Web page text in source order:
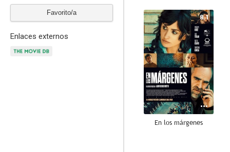
Favorito/a
Enlaces externos
8.1
En los márgenes